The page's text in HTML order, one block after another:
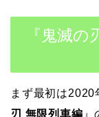
『鬼滅
まず最初は
刃 無限列車編 』